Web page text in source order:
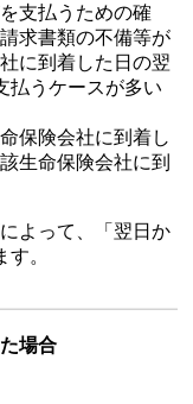
支払うための確
求書類の不備等が
に到着した日の翌
払うケースが多い
保険会社に到着し
生命保険会社に到
よって、「翌日か
。
場合